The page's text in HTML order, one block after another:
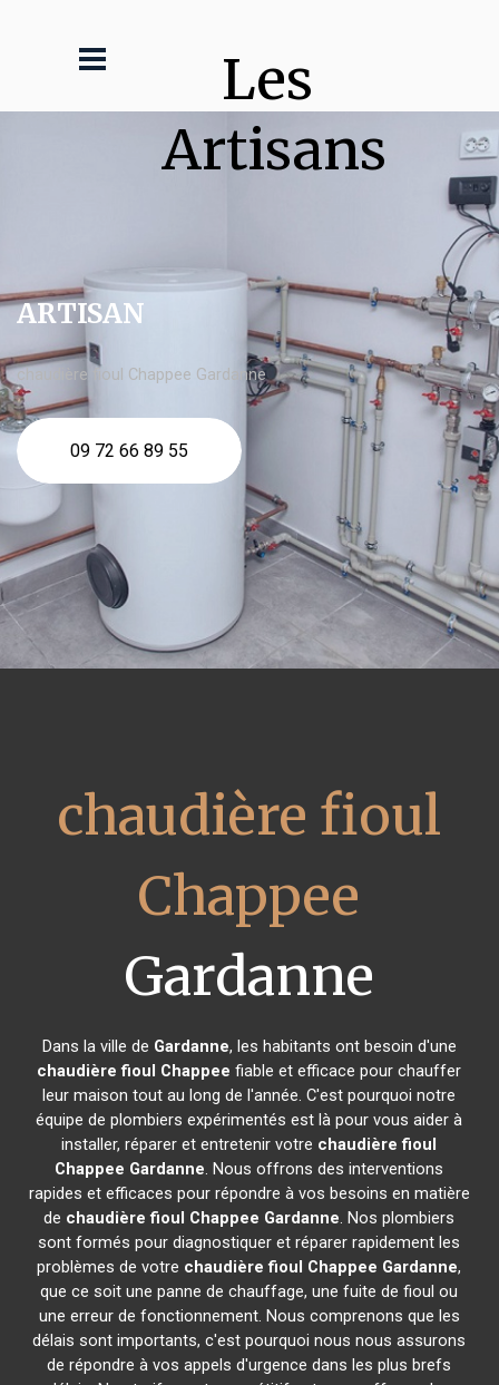
Les
Artisans
ARTISAN
chaudière fioul Chappee Gardanne
09 72 66 89 55
chaudière fioul
Chappee
Gardanne
Dans la ville de Gardanne, les habitants ont besoin d'une
chaudière fioul Chappee fiable et efficace pour chauffer
leur maison tout au long de l'année. C'est pourquoi notre
équipe de plombiers expérimentés est là pour vous aider à
installer, réparer et entretenir votre chaudière fioul
Chappee Gardanne. Nous offrons des interventions
rapides et efficaces pour répondre à vos besoins en matière
de chaudière fioul Chappee Gardanne. Nos plombiers
sont formés pour diagnostiquer et réparer rapidement les
problèmes de votre chaudière fioul Chappee Gardanne,
que ce soit une panne de chauffage, une fuite de fioul ou
une erreur de fonctionnement. Nous comprenons que les
délais sont importants, c'est pourquoi nous nous assurons
de répondre à vos appels d'urgence dans les plus brefs